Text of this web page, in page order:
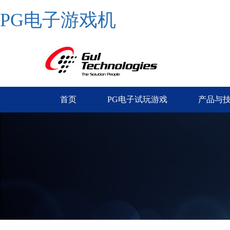
PG电子游戏机
首页 PG电子试玩游戏 产品与